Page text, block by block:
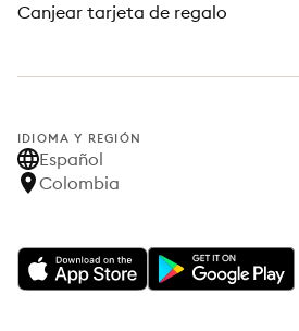
Canjear tarjeta de regalo
IDIOMA Y REGIÓN
Español
Colombia